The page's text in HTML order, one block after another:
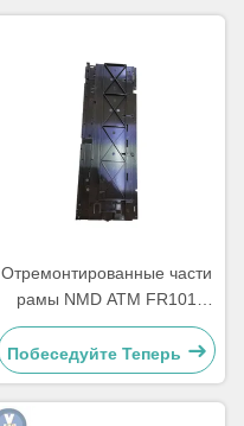
Отремонтированные части
рамы NMD ATM FR101
Правая слава Delarue
Talaris A006322
Побеседуйте Теперь